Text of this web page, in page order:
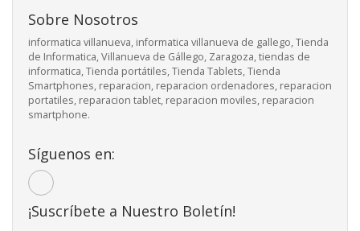
Sobre Nosotros
informatica villanueva, informatica villanueva de gallego, Tienda
de Informatica, Villanueva de Gállego, Zaragoza, tiendas de
informatica, Tienda portátiles, Tienda Tablets, Tienda
Smartphones, reparacion, reparacion ordenadores, reparacion
portatiles, reparacion tablet, reparacion moviles, reparacion
smartphone.
Síguenos en:
¡Suscríbete a Nuestro Boletín!